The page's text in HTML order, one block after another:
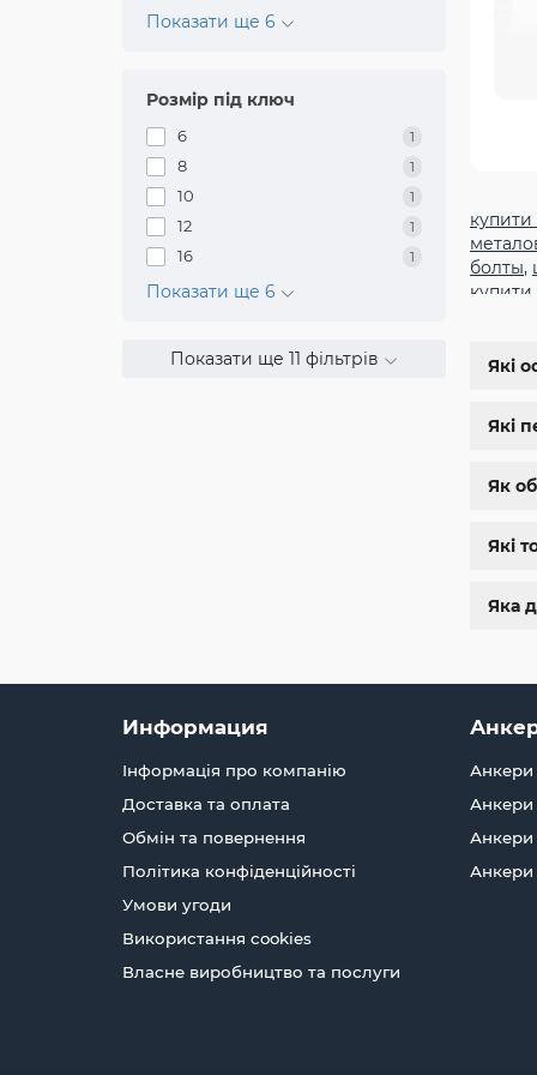
Показати ще 6
Розмір під ключ
6 1
8 1
10 1
12 1
16 1
Показати ще 6
Показати ще 11 фільтрів
купити
болты,
купити
болт м
Які
Які
Як
Які
Яка
Информация
Інформація про компанію
Доставка та оплата
Обмін та повернення
Політика конфіденційності
Умови угоди
Використання cookies
Власне виробництво та послуги
Анкери
Анкери
Анкери
Анкери